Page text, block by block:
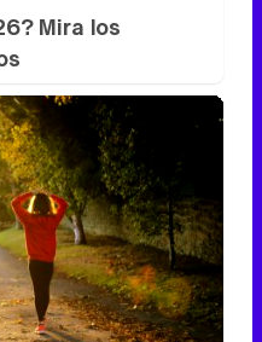
Mira los